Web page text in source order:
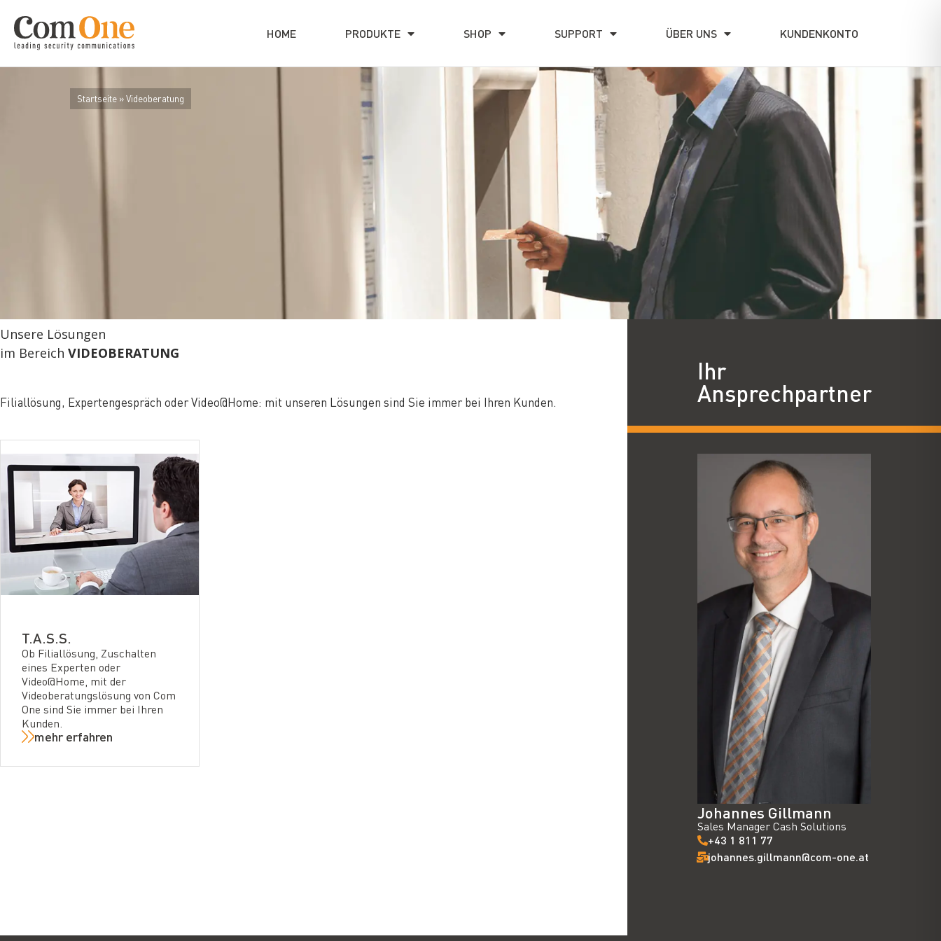
HOME PRODUKTE SHOP SUPPORT ÜBER UNS KUNDENKONTO
Startseite »Videoberatung
Unsere Lösungen
im Bereich VIDEOBERATUNG
Filiallösung, Expertengespräch oder Video@Home: mit unseren Lösungen sind Sie immer bei Ihren Kunden.
T.A.S.S.
Ob Filiallösung, Zuschalten
eines Experten oder
Video@Home, mit der
Videoberatungslösung von Com
One sind Sie immer bei Ihren
Kunden.
mehr erfahren
Ihr
Ansprechpartner
Johannes Gillmann
Sales Manager Cash Solutions
+43 1 811 77
johannes.gillmann@com-one.at